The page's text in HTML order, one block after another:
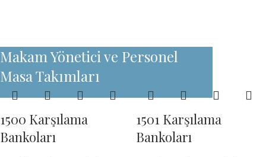
Makam Yönetici ve Personel
Masa Takımları
1500 Karşılama
Bankoları
1501 Karşılama
Bankoları